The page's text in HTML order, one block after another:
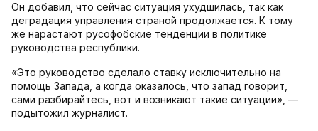
Он добавил, что сейчас ситуация ухудшилась, так как
деградация управления страной продолжается. К тому
же нарастают русофобские тенденции в политике
руководства республики.
«Это руководство сделало ставку исключительно на
помощь Запада, а когда оказалось, что запад говорит,
сами разбирайтесь, вот и возникают такие ситуации», —
подытожил журналист.